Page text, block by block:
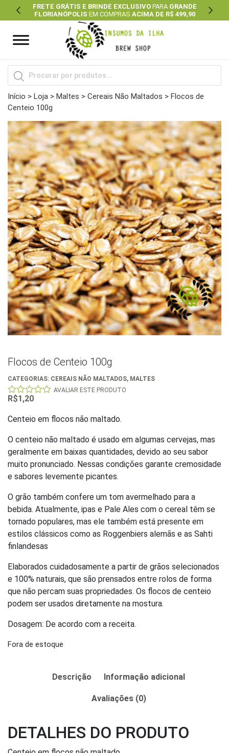
FRETE GRÁTIS E BRINDE EXCLUSIVOPARA GRANDE
FLORIANÓPOLIS EM COMPRAS ACIMA DE R$ 499,90
Previous Next
Pesquisar
produtos
Início > Loja > Maltes > Cereais Não Maltados > Flocos de
Centeio 100g
Flocos de Centeio 100g
CATEGORIAS: CEREAIS NÃO MALTADOS, MALTES
0
of
5
AVALIAR ESTE PRODUTO
R$1,20
Centeio em flocos não maltado.
O centeio não maltado é usado em algumas cervejas, mas
geralmente em baixas quantidades, devido ao seu sabor
muito pronunciado. Nessas condições garante cremosidade
e sabores levemente picantes.
O grão também confere um tom avermelhado para a
bebida. Atualmente, ipas e Pale Ales com o cereal têm se
tornado populares, mas ele também está presente em
estilos clássicos como as Roggenbiers alemãs e as Sahti
finlandesas
Elaborados cuidadosamente a partir de grãos selecionados
e 100% naturais, que são prensados entre rolos de forma
que não percam suas propriedades. Os flocos de centeio
podem ser usados diretamente na mostura.
Dosagem: De acordo com a receita.
Fora de estoque
Descrição Informação adicional
Avaliações (0)
DETALHES DO PRODUTO